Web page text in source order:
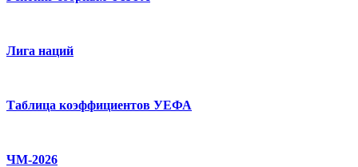
Лига наций
Таблица коэффициентов УЕФА
ЧМ-2026